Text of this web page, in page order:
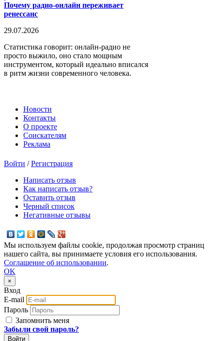
Почему радио-онлайн переживает
ренессанс
29.07.2026
Статистика говорит: онлайн-радио не
просто выжило, оно стало мощным
инструментом, который идеально вписался
в ритм жизни современного человека.
Новости
Контакты
О проекте
Соискателям
Реклама
Войти /Регистрация
Написать отзыв
Как написать отзыв?
Оставить отзыв
Черный список
Негативные отзывы
Мы используем файлы cookie, продолжая просмотр страниц
нашего сайта, вы принимаете условия его использования.
Соглашение об использовании.
OK
×
Вход
E-mail
Пароль
Запомнить меня
Забыли свой пароль?